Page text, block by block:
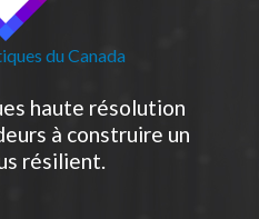
du Canada
haute résolution
à construire un
résilient.